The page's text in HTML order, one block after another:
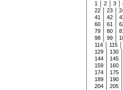
1 2 3
22
23
41
42
60
61
79
80 81
98
99
114
115
129
130
144
145
159
160
174
175
189
190
204
205